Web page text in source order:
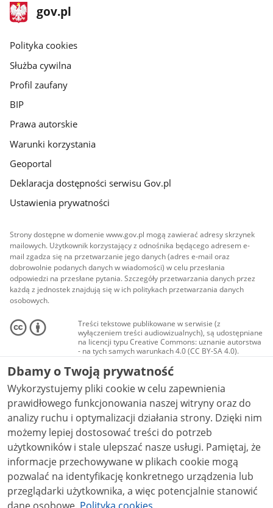
stopka
gov.pl
Strona
gov.pl
gov.pl
Polityka cookies
Służba cywilna
Profil zaufany
BIP
Prawa autorskie
Warunki korzystania
Geoportal
Deklaracja dostępności serwisu Gov.pl
Ustawienia prywatności
Strony dostępne w domenie www.gov.pl mogą zawierać adresy skrzynek
mailowych. Użytkownik korzystający z odnośnika będącego adresem e-
mail zgadza się na przetwarzanie jego danych (adres e-mail oraz
dobrowolnie podanych danych w wiadomości) w celu przesłania
odpowiedzi na przesłane pytania. Szczegóły przetwarzania danych przez
każdą z jednostek znajdują się w ich politykach przetwarzania danych
osobowych.
Treści tekstowe publikowane w serwisie (z
wyłączeniem treści audiowizualnych), są udostępniane
na licencji typu Creative Commons: uznanie autorstwa
- na tych samych warunkach 4.0 (CC BY-SA 4.0).
Materiały audiowizualne, w tym zdjęcia, materiały
audio i wideo, są udostępniane na licencji typu
Creative Commons: uznanie autorstwa użycie
niekomercyjne - bez utworów zależnych 4.0 (CC BY-
NC-ND 4.0), o ile nie jest to stwierdzone inaczej.
Dbamy o Twoją prywatność
Wykorzystujemy pliki cookie w celu zapewnienia
prawidłowego funkcjonowania naszej witryny oraz do
analizy ruchu i optymalizacji działania strony. Dzięki nim
możemy lepiej dostosować treści do potrzeb
użytkowników i stale ulepszać nasze usługi. Pamiętaj, że
informacje przechowywane w plikach cookie mogą
pozwalać na identyfikację konkretnego urządzenia lub
przeglądarki użytkownika, a więc potencjalnie stanowić